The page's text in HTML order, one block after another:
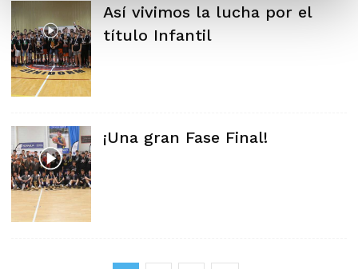
Así vivimos la lucha por el
título Infantil
¡Una gran Fase Final!